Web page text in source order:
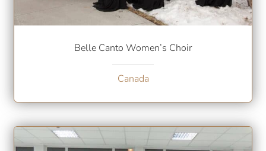
Belle Canto Women’s Choir
Canada